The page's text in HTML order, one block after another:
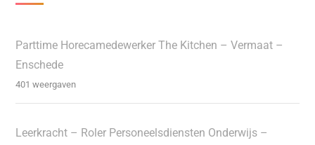
Parttime Horecamedewerker The Kitchen – Vermaat –
Enschede
401 weergaven
Leerkracht – Roler Personeelsdiensten Onderwijs –